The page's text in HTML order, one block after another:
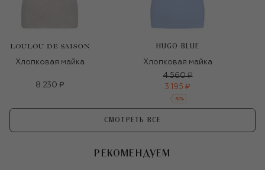
Хлопковая майка
8 230 ₽
HUGO BLUE
Хлопковая майка
4 560 ₽
3 195 ₽
-30%
СМОТРЕТЬ ВСЕ
РЕКОМЕНДУЕМ